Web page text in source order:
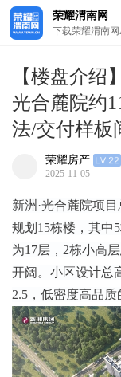
荣耀渭南网
下载荣耀渭南
【楼盘介绍
光合麓院约
法/交付样板
荣耀房产
2025-11-05
新洲·光合麓院项
规划15栋楼，其中
为17层，2栋小高
开阔。小区设计总
2.5，低密度高品质